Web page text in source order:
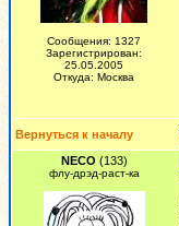
Сообщения: 1327
Зарегистрирован:
25.05.2005
Откуда: Москва
Вернуться к началу
NECO (133)
флу-дрэд-раст-ка